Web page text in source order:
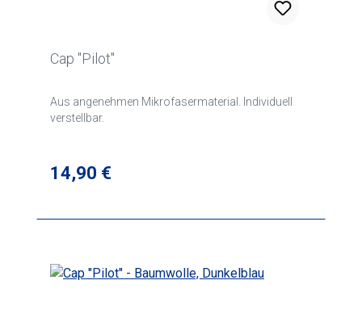
Cap "Pilot"
Aus angenehmen Mikrofasermaterial. Individuell
verstellbar.
Regulärer Preis:
14,90 €